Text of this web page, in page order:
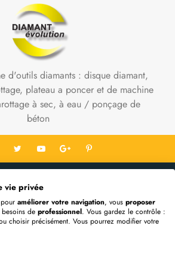
d'outils diamants : disque diamant,
plateau a poncer et de machine
à sec, à eau / ponçage de
béton
vie privée
améliorer votre navigation, vous proposer
de professionnel. Vous gardez le contrôle :
choisir précisément. Vous pourrez modifier votre